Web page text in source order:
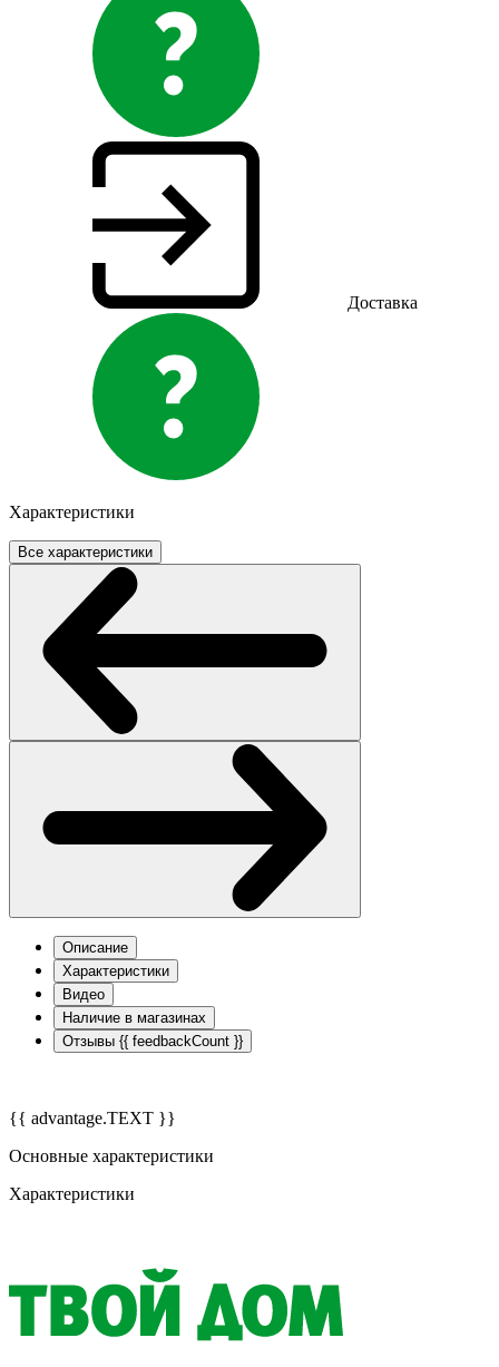
Доставка
Характеристики
Все характеристики
Описание
Характеристики
Видео
Наличие в магазинах
Отзывы {{ feedbackCount }}
{{ advantage.TEXT }}
Основные характеристики
Характеристики